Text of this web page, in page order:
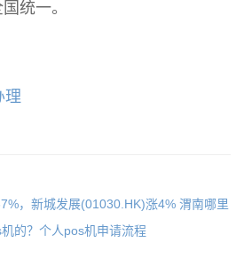
统一。
理
，新城发展(01030.HK)涨4% 渭南哪里
的？个人pos机申请流程